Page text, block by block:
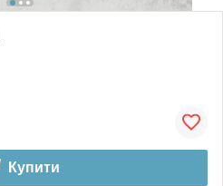
Купити